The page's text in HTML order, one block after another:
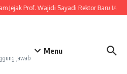
Jejak Prof. Wajidi Sayadi Rektor Baru IAIN
Jawab
Menu